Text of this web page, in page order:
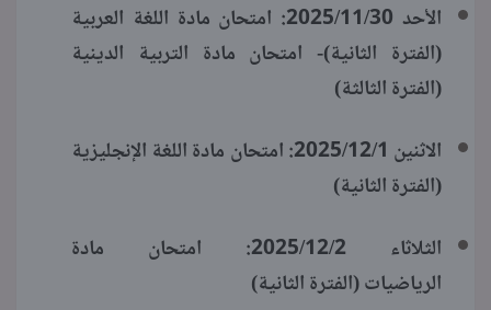
الأحد 2025/11/30: امتحان مادة اللغة العربية
(الفترة الثانية)- امتحان مادة التربية الدينية
(الفترة الثالثة)
الاثنين 2025/12/1: امتحان مادة اللغة الإنجليزية
(الفترة الثانية)
الثلاثاء 2025/12/2: امتحان مادة
الرياضيات (الفترة الثانية)